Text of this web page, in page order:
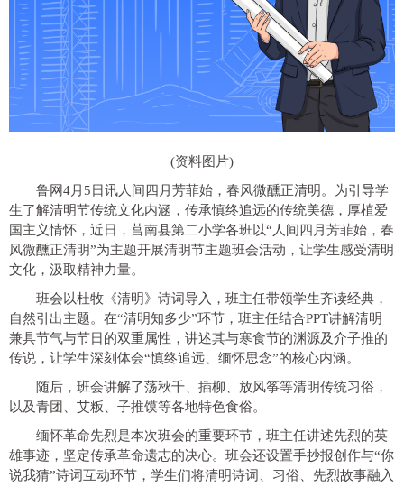
(资料图片)
鲁网4月5日讯人间四月芳菲始，春风微醺正清明。为引导学
生了解清明节传统文化内涵，传承慎终追远的传统美德，厚植爱
国主义情怀，近日，莒南县第二小学各班以“人间四月芳菲始，春
风微醺正清明”为主题开展清明节主题班会活动，让学生感受清明
文化，汲取精神力量。
班会以杜牧《清明》诗词导入，班主任带领学生齐读经典，
自然引出主题。在“清明知多少”环节，班主任结合PPT讲解清明
兼具节气与节日的双重属性，讲述其与寒食节的渊源及介子推的
传说，让学生深刻体会“慎终追远、缅怀思念”的核心内涵。
随后，班会讲解了荡秋千、插柳、放风筝等清明传统习俗，
以及青团、艾粄、子推馍等各地特色食俗。
缅怀革命先烈是本次班会的重要环节，班主任讲述先烈的英
雄事迹，坚定传承革命遗志的决心。班会还设置手抄报创作与“你
说我猜”诗词互动环节，学生们将清明诗词、习俗、先烈故事融入